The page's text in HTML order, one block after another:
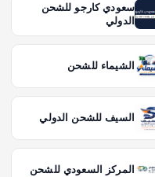
سعودي كارجو للشحن
الدولي
الشيماء للشحن
السيف للشحن الدولي
المركز السعودي للشحن